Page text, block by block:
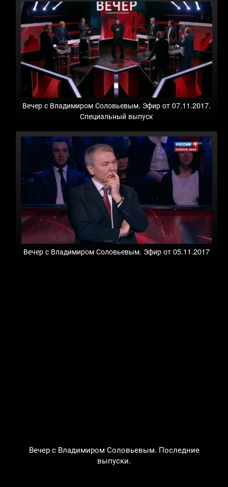
Вечер с Владимиром Соловьевым. Эфир от 07.11.2017.
Специальный выпуск
Вечер с Владимиром Соловьевым. Эфир от 05.11.2017
Вечер с Владимиром Соловьевым. Последние
выпуски.